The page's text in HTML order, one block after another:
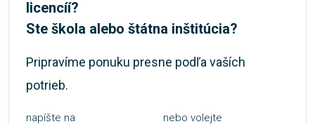
licencíí?
Ste škola alebo štátna inštitúcia?
Pripravíme ponuku presne podľa vaších
potrieb.
napíšte na
nebo volejte